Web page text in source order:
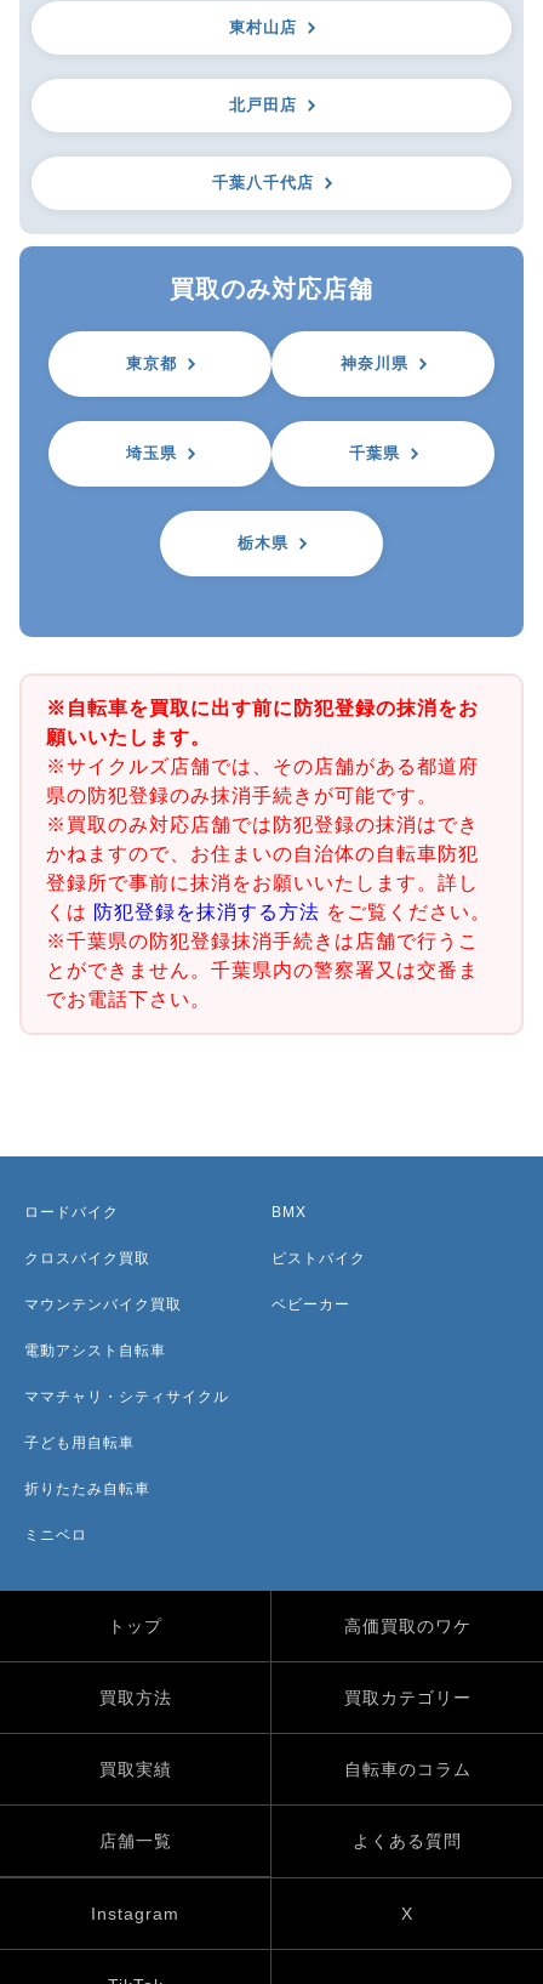
東村山店
北戸田店
千葉八千代店
買取のみ対応店舗
東京都 神奈川県
埼玉県 千葉県
栃木県
※自転車を買取に出す前に防犯登録の抹消をお
願いいたします。
※サイクルズ店舗では、その店舗がある都道府
県の防犯登録のみ抹消手続きが可能です。
※買取のみ対応店舗では防犯登録の抹消はでき
かねますので、お住まいの自治体の自転車防犯
登録所で事前に抹消をお願いいたします。詳し
くは 防犯登録を抹消する方法 をご覧ください。
※千葉県の防犯登録抹消手続きは店舗で行うこ
とができません。千葉県内の警察署又は交番ま
でお電話下さい。
ロードバイク
クロスバイク買取
マウンテンバイク買取
電動アシスト自転車
ママチャリ・シティサイクル
子ども用自転車
折りたたみ自転車
ミニベロ
BMX
ピストバイク
ベビーカー
トップ 高価買取のワケ
買取方法 買取カテゴリー
買取実績 自転車のコラム
店舗一覧 よくある質問
Instagram X